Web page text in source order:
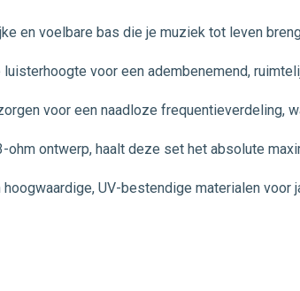
en voelbare bas die je muziek tot leven
voor een adembenemend,
voor een naadloze frequentieverdeling,
ontwerp, haalt deze set het absolute
UV-bestendige materialen voor